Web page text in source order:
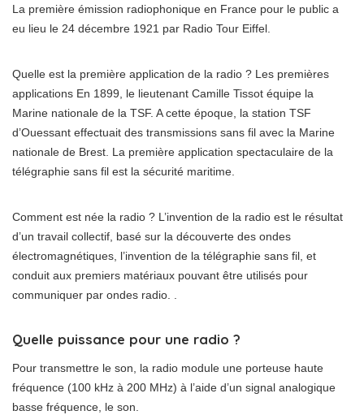
La première émission radiophonique en France pour le public a
eu lieu le 24 décembre 1921 par Radio Tour Eiffel.
Quelle est la première application de la radio ? Les premières
applications En 1899, le lieutenant Camille Tissot équipe la
Marine nationale de la TSF. A cette époque, la station TSF
d’Ouessant effectuait des transmissions sans fil avec la Marine
nationale de Brest. La première application spectaculaire de la
télégraphie sans fil est la sécurité maritime.
Comment est née la radio ? L’invention de la radio est le résultat
d’un travail collectif, basé sur la découverte des ondes
électromagnétiques, l’invention de la télégraphie sans fil, et
conduit aux premiers matériaux pouvant être utilisés pour
communiquer par ondes radio. .
Quelle puissance pour une radio ?
Pour transmettre le son, la radio module une porteuse haute
fréquence (100 kHz à 200 MHz) à l’aide d’un signal analogique
basse fréquence, le son.